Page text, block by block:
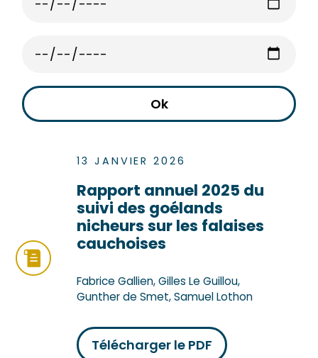
13 JANVIER 2026
Rapport annuel 2025 du
suivi des goélands
nicheurs sur les falaises
cauchoises
Fabrice Gallien, Gilles Le Guillou,
Gunther de Smet, Samuel Lothon
Télécharger le PDF